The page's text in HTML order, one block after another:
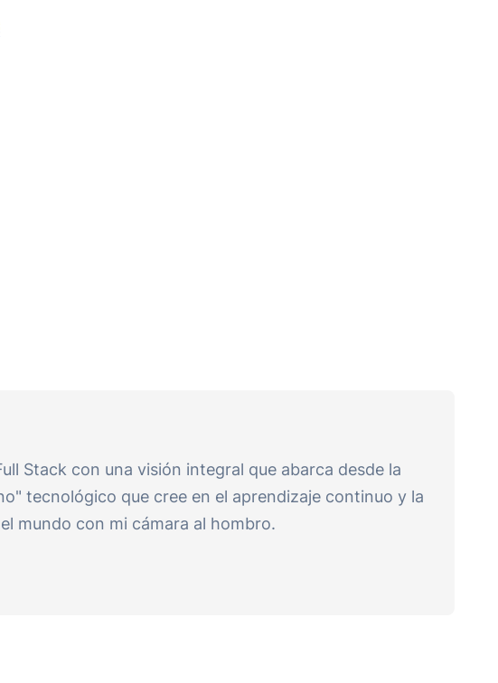
Stack con una visión integral que abarca desde la
tecnológico que cree en el aprendizaje continuo y la
mundo con mi cámara al hombro.